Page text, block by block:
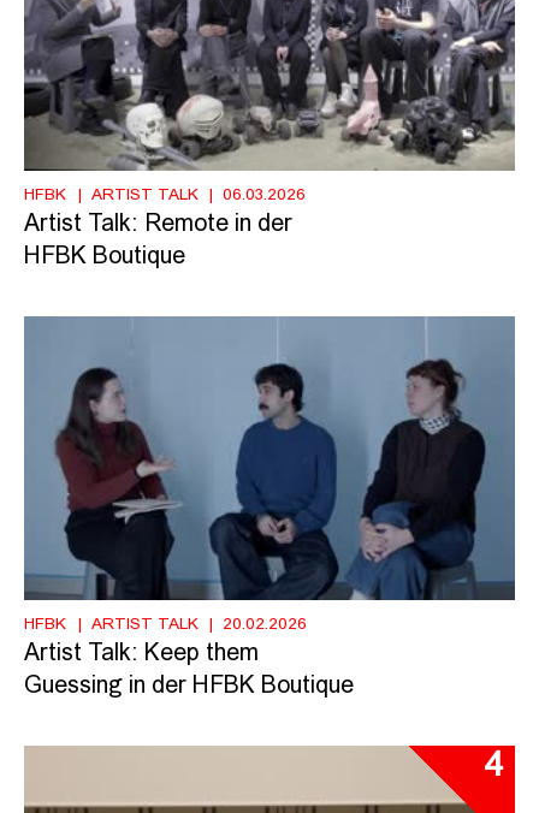
HFBK ARTIST TALK 06.03.2026
Artist Talk: Remote in der
HFBK Boutique
HFBK ARTIST TALK 20.02.2026
Artist Talk: Keep them
Guessing in der HFBK Boutique
4